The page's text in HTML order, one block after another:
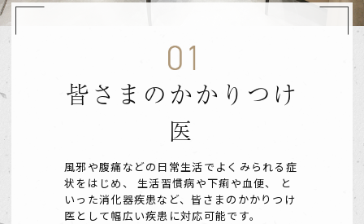
皆さまのかかりつけ
医
風邪や腹痛などの日常生活でよくみられる症
状をはじめ、
生活習慣病や下痢や血便、 と
いった消化器疾患など、皆さまのかかりつけ
医として幅広い疾患に対応可能です。